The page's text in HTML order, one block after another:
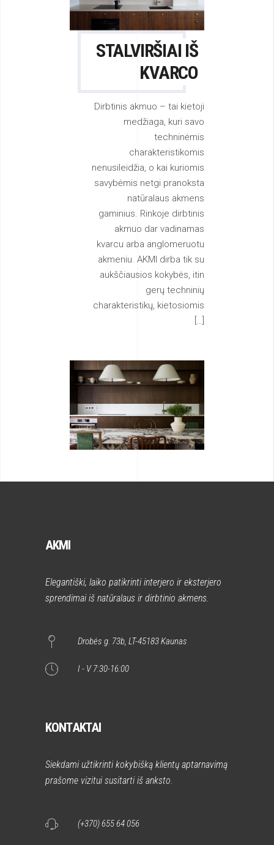
STALVIRŠIAI IŠ
KVARCO
Dirbtinis akmuo – tai kietoji
medžiaga, kuri savo
techninėmis
charakteristikomis
nenusileidžia, o kai kuriomis
savybėmis netgi pranoksta
natūralaus akmens
gaminius. Rinkoje dirbtinis
akmuo dar vadinamas
kvarcu arba anglomeruotu
akmeniu. AKMI dirba tik su
aukščiausios kokybės, itin
gerų techninių
charakteristikų, kietosiomis
AKMI
Elegantiški, laiko patikrinti interjero ir eksterjero
sprendimai iš natūralaus ir dirbtinio akmens.
Drobės g. 73b, LT-45183 Kaunas
I - V 7:30-16:00
KONTAKTAI
Siekdami užtikrinti kokybišką klientų aptarnavimą
prašome vizitui susitarti iš anksto.
(+370) 655 64 056